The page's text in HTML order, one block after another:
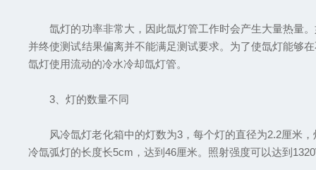
氙灯的功率非常大，因此氙灯管工作时会产生大量热量。
并终使测试结果偏离并不能满足测试要求。为了使氙灯能够
氙灯使用流动的冷水冷却氙灯管。
3、灯的数量不同
风冷氙灯老化箱中的灯数为3，每个灯的直径为2.2厘米，
冷氙弧灯的长度长5cm，达到46厘米。照射强度可以达到